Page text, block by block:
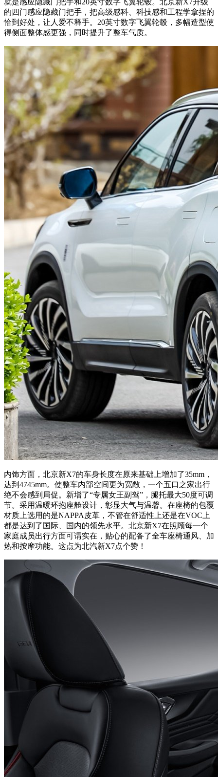
的四门感应隐藏门把手，把高级感科、科技感和工程学拿捏的
恰到好处，让人爱不释手。20英寸数字飞翼轮毂，多幅造型使
得侧面整体感更强，同时提升了整车气质。
内饰方面，北京新X7的车身长度在原来基础上增加了35mm，
达到4745mm。使整车内部空间更为宽敞，一个五口之家出行
绝不会感到局促。新增了“专属女王副驾”，腿托最大50度可调
节。采用温暖环抱座舱设计，彰显大气与温馨。在座椅的包覆
材质上选用的是NAPPA皮革，不管在舒适性上还是在VOC上
都是达到了国际、国内的领先水平。北京新X7在照顾每一个
家庭成员出行方面可谓实在，贴心的配备了全车座椅通风、加
热和按摩功能。这点为北汽新X7点个赞！